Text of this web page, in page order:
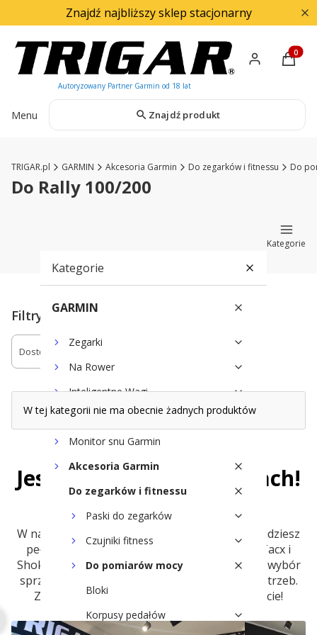
Znajdź najbliższy sklep stacjonarny
Menu Znajdź produkt
TRIGAR.pl GARMIN Akcesoria Garmin Do zegarków i fitnessu Do
Do Rally 100/200
Kategorie
Kategorie
GARMIN
Zegarki
Na Rower
Inteligentne Wagi
Ciśnieniomierz Garmin
Monitor snu Garmin
Akcesoria Garmin
Do zegarków i fitnessu
Paski do zegarków
Czujniki fitness
Do pomiarów mocy
Bloki
Korpusy pedałów
Filtry
Dostępność
Koniec filtrów
W tej kategorii nie ma obecnie żadnych produktów
Jesteśmy już w 8. miastach!
W naszych sklepach stacjonarnych TRIGAR znajdziesz
pełną ofertę urządzeń i akcesoriów Garmin, Tacx i
Shokz. Doświadczony personel chętnie doradzi wybór
sprzętu najlepiej dopasowanego do Twoich potrzeb.
Znajdź najbliższy sklep i odwiedź nas osobiście!